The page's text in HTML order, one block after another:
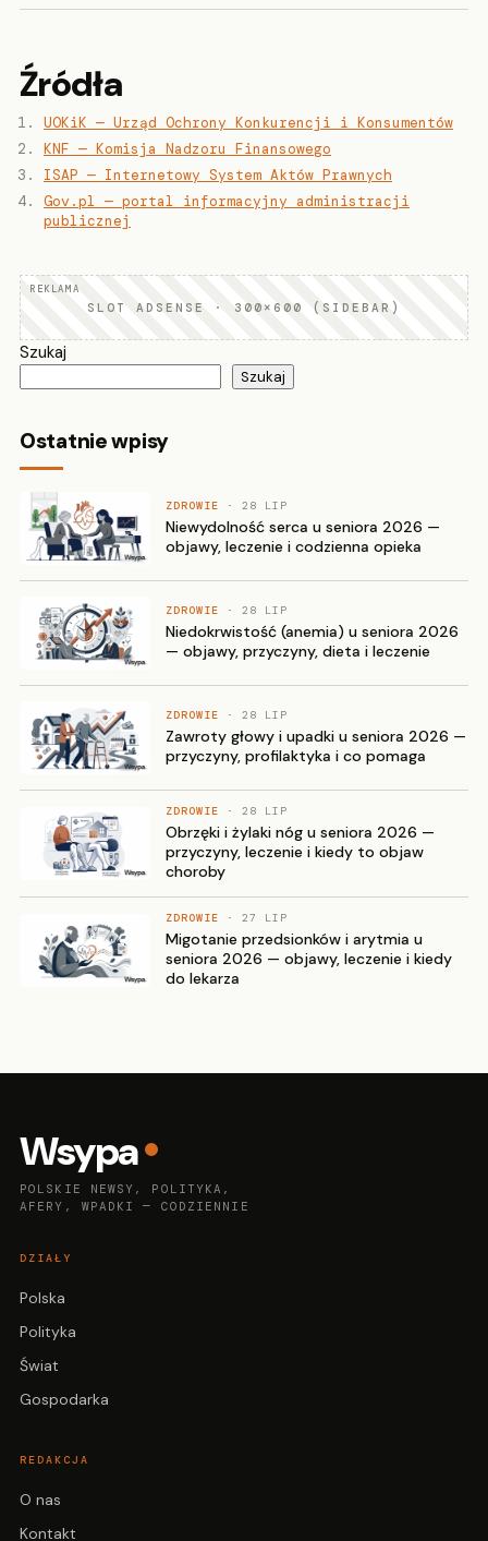
Źródła
UOKiK — Urząd Ochrony Konkurencji i Konsumentów
KNF — Komisja Nadzoru Finansowego
ISAP — Internetowy System Aktów Prawnych
Gov.pl — portal informacyjny administracji
publicznej
SLOT ADSENSE · 300×600 (SIDEBAR)
Szukaj
Szukaj
Ostatnie wpisy
ZDROWIE · 28 LIP
Niewydolność serca u seniora 2026 —
objawy, leczenie i codzienna opieka
ZDROWIE · 28 LIP
Niedokrwistość (anemia) u seniora 2026
— objawy, przyczyny, dieta i leczenie
ZDROWIE · 28 LIP
Zawroty głowy i upadki u seniora 2026 —
przyczyny, profilaktyka i co pomaga
ZDROWIE · 28 LIP
Obrzęki i żylaki nóg u seniora 2026 —
przyczyny, leczenie i kiedy to objaw
choroby
ZDROWIE · 27 LIP
Migotanie przedsionków i arytmia u
seniora 2026 — objawy, leczenie i kiedy
do lekarza
Wsypa
POLSKIE NEWSY, POLITYKA,
AFERY, WPADKI — CODZIENNIE
DZIAŁY
Polska
Polityka
Świat
Gospodarka
REDAKCJA
O nas
Kontakt